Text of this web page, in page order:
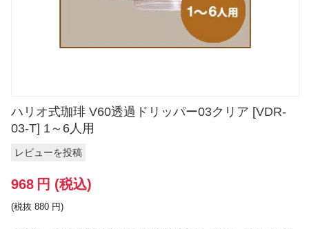
ハリオ式珈琲 V60透過ドリッパー03クリア [VDR-
03-T] 1～6人用
レビューを投稿
968 円 (税込)
(税抜 880 円)